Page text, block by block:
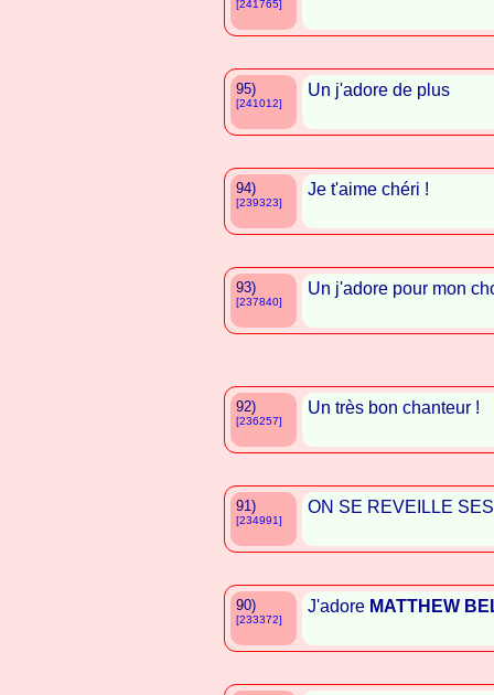
[241765]
95)
[241012]
Un j'adore de plus
94)
[239323]
Je t'aime chéri !
93)
[237840]
Un j'adore pour mon
92)
[236257]
Un très bon chanteur !
91)
[234991]
ON SE REVEILLE
90)
[233372]
J'adore MATTHEW